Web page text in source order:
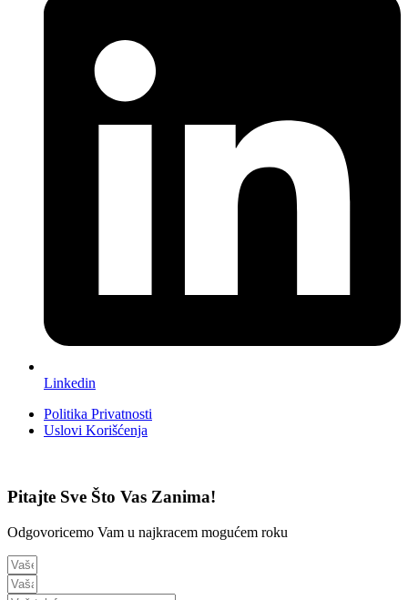
Linkedin
Politika Privatnosti
Uslovi Korišćenja
Pitajte Sve Što Vas Zanima!
Odgovoricemo Vam u najkracem mogućem roku